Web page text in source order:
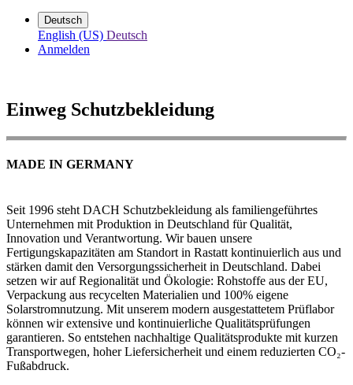
Deutsch
English (US) Deutsch
Anmelden
Einweg Schutzbekleidung
MADE IN GERMANY
Seit 1996 steht DACH Schutzbekleidung als familiengeführtes
Unternehmen mit Produktion in Deutschland für Qualität,
Innovation und Verantwortung. Wir bauen unsere
Fertigungskapazitäten am Standort in Rastatt kontinuierlich aus und
stärken damit den Versorgungssicherheit in Deutschland. Dabei
setzen wir auf Regionalität und Ökologie: Rohstoffe aus der EU,
Verpackung aus recycelten Materialien und 100% eigene
Solarstromnutzung. Mit unserem modern ausgestattetem Prüflabor
können wir extensive und kontinuierliche Qualitätsprüfungen
garantieren. So entstehen nachhaltige Qualitätsprodukte mit kurzen
Transportwegen, hoher Liefersicherheit und einem reduzierten CO₂-
Fußabdruck.